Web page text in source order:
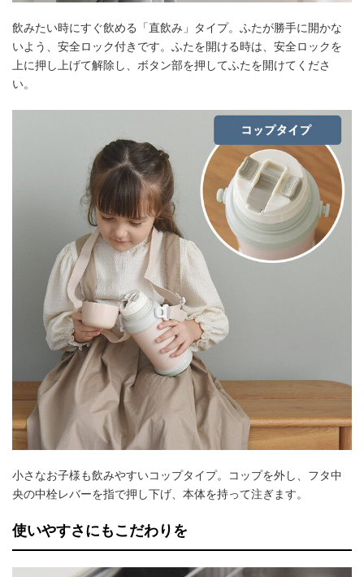
飲みたい時にすぐ飲める「直飲み」タイプ。ふたが勝手に開かな
いよう、安全ロック付きです。ふたを開ける時は、安全ロックを
上に押し上げて解除し、ボタン部を押してふたを開けてくださ
い。
小さなお子様も飲みやすいコップタイプ。コップを外し、フタ中
央の中栓レバーを指で押し下げ、本体を持って注ぎます。
使いやすさにもこだわりを